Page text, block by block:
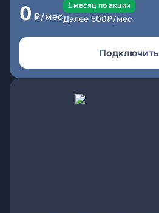
0 ₽/мес
1 месяц по акции
Далее 500₽/мес
Подключить